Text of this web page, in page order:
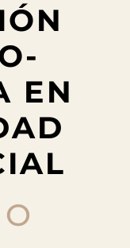
EN